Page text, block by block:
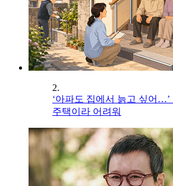
2.
‘아파도 집에서 늙고 싶어…’
주택이라 어려워